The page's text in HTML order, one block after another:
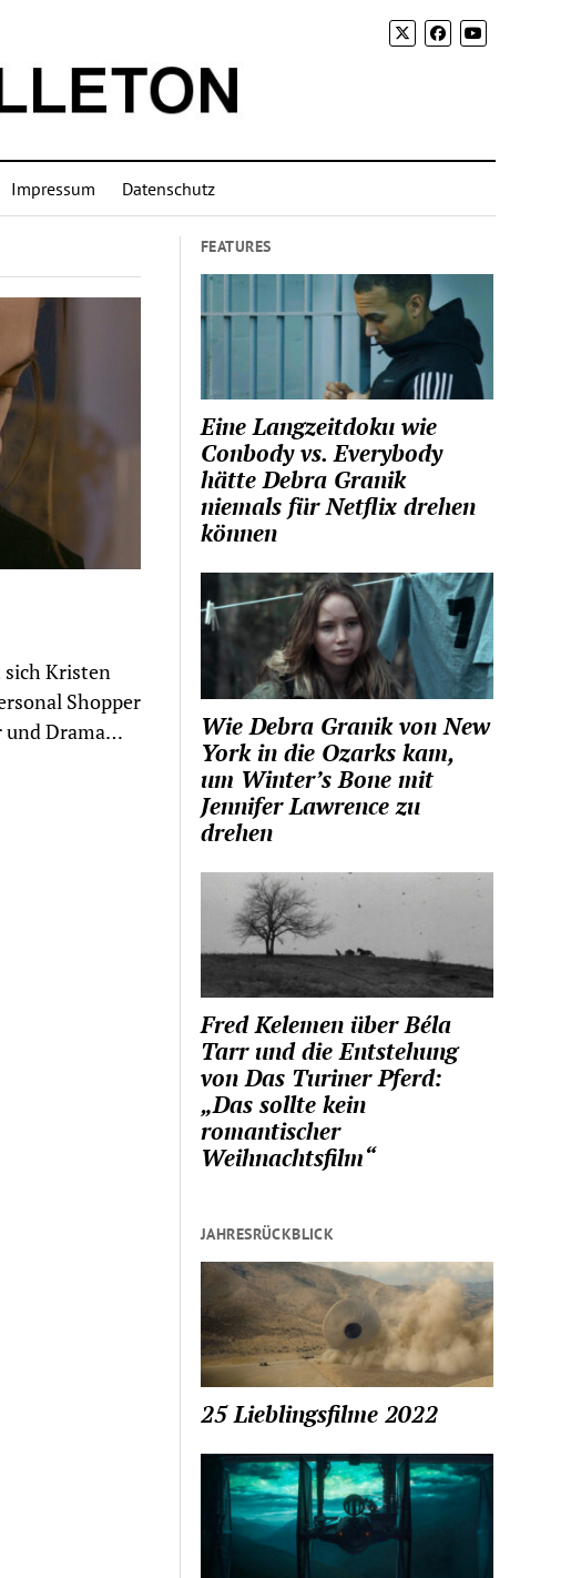
Impressum Datenschutz
sich Kristen
Shopper
und Drama…
FEATURES
Eine Langzeitdoku wie
Conbody vs. Everybody
hätte Debra Granik
niemals für Netflix drehen
können
Wie Debra Granik von New
York in die Ozarks kam,
um Winter’s Bone mit
Jennifer Lawrence zu
drehen
Fred Kelemen über Béla
Tarr und die Entstehung
von Das Turiner Pferd:
„Das sollte kein
romantischer
Weihnachtsfilm“
JAHRESRÜCKBLICK
25 Lieblingsfilme 2022